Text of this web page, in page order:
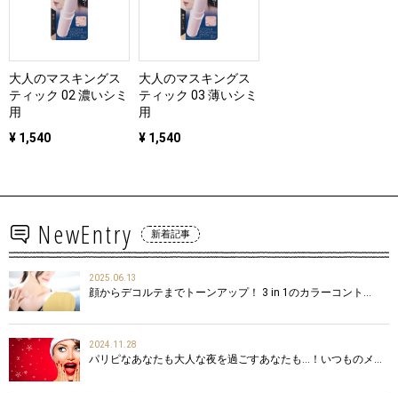
大人のマスキングス
ティック 02 濃いシミ
用
¥ 1,540
大人のマスキングス
ティック 03 薄いシミ
用
¥ 1,540
NewEntry 新着記事
2025.06.13
顔からデコルテまでトーンアップ！ 3 in 1のカラーコント…
2024.11.28
パリピなあなたも大人な夜を過ごすあなたも…！いつものメ…